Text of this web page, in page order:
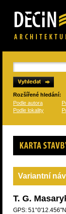
Rozšířené hledání:
Podle autora
Podle lokality
Karta stavby
Variantní
T. G.
GPS: